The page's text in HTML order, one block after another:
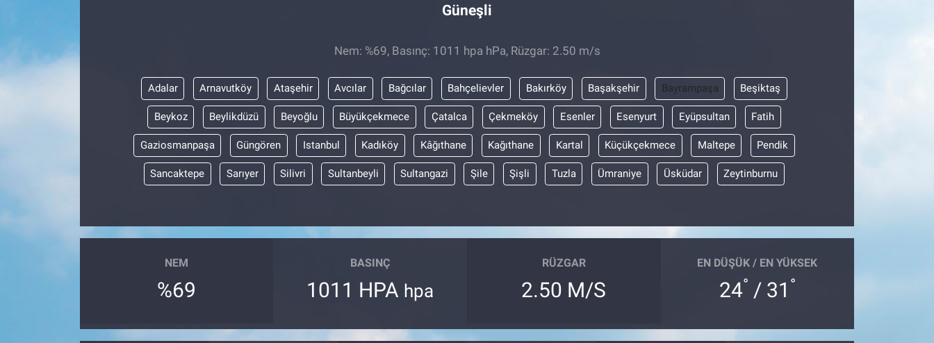
Güneşli
Nem: %69, Basınç: 1011 hpa hPa, Rüzgar: 2.50 m/s
Adalar Arnavutköy Ataşehir Avcılar Bağcılar Bahçelievler Bakırköy Başakşehir Bayrampaşa Beşiktaş
Beykoz Beylikdüzü Beyoğlu Büyükçekmece Çatalca Çekmeköy Esenler Esenyurt Eyüpsultan Fatih
Gaziosmanpaşa Güngören Istanbul Kadıköy Kâğıthane Kağıthane Kartal Küçükçekmece Maltepe Pendik
Sancaktepe Sarıyer Silivri Sultanbeyli Sultangazi Şile Şişli Tuzla Ümraniye Üsküdar Zeytinburnu
NEM
%69
BASINÇ
1011 HPA hpa
RÜZGAR
2.50 M/S
EN DÜŞÜK / EN YÜKSEK
24° / 31 °